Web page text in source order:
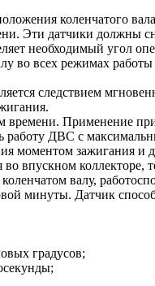
коленчатого
Эти датчики
необходимый угол
во всех режимах
следствием
Применение
ДВС с
моментом зажигания
впускном
валу,
минуты. Датчик
градусов;